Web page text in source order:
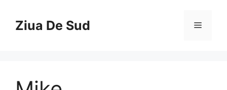
contentZiua De Sud Menu